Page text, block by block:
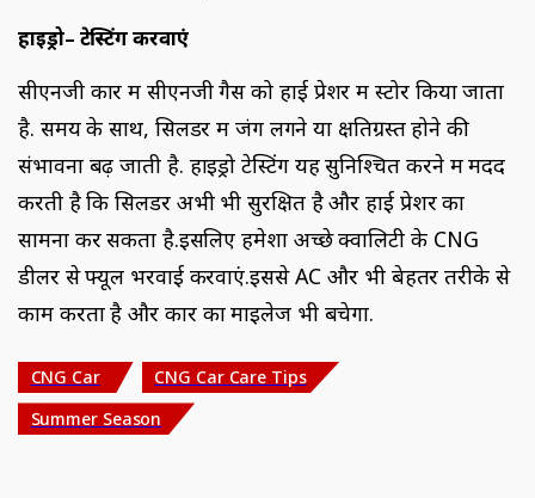
हाइड्रो– टेस्टिंग करवाएं
सीएनजी कार में सीएनजी गैस को हाई प्रेशर में स्टोर किया जाता
है. समय के साथ, सिलेंडर में जंग लगने या क्षतिग्रस्त होने की
संभावना बढ़ जाती है. हाइड्रो टेस्टिंग यह सुनिश्चित करने में मदद
करती है कि सिलेंडर अभी भी सुरक्षित है और हाई प्रेशर का
सामना कर सकता है.इसलिए हमेशा अच्छे क्वालिटी के CNG
डीलर से फ्यूल भरवाई करवाएं.इससे AC और भी बेहतर तरीके से
काम करता है और कार का माइलेज भी बचेगा.
CNG Car
CNG Car Care Tips
Summer Season